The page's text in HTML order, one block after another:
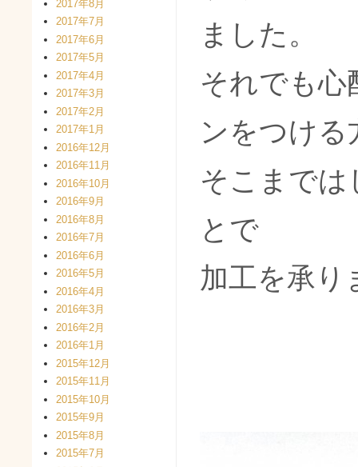
ました。
それでも心
ンをつけ
そこまで
とで
加工を承り
2017年8月
2017年7月
2017年6月
2017年5月
2017年4月
2017年3月
2017年2月
2017年1月
2016年12月
2016年11月
2016年10月
2016年9月
2016年8月
2016年7月
2016年6月
2016年5月
2016年4月
2016年3月
2016年2月
2016年1月
2015年12月
2015年11月
2015年10月
2015年9月
2015年8月
2015年7月